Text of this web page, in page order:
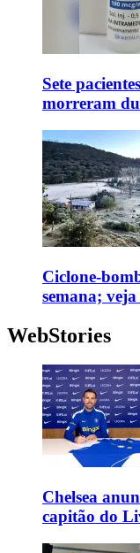
Sete
morreram
Ciclone-
semana;
WebStories
Chelsea
capitão do